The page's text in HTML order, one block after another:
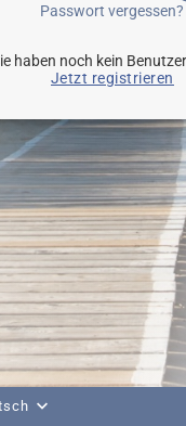
Passwort vergessen?
haben noch kein
Jetzt registrieren